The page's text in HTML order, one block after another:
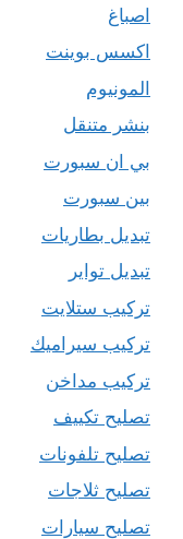
اصباغ
اكسس بوينت
المونيوم
بنشر متنقل
بي ان سبورت
بين سبورت
تبديل بطاريات
تبديل تواير
تركيب ستلايت
تركيب سيراميك
تركيب مداخن
تصليح تكييف
تصليح تلفونات
تصليح ثلاجات
تصليح سيارات